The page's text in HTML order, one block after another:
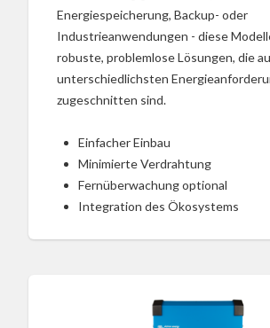
Energiespeicherung, Backup- oder
Industrieanwendungen - diese
robuste, problemlose Lösungen, die
unterschiedlichsten
zugeschnitten sind.
Einfacher Einbau
Minimierte Verdrahtung
Fernüberwachung optional
Integration des Ökosystems